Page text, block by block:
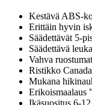
Kestävä ABS-
Erittäin hyvin
Säädettävät 5-
Säädettävä
Vahva
Ristikko Canada
Mukana
Erikoismaalaus